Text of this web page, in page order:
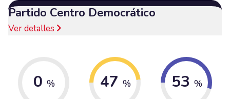
Partido Centro Democrático
Ver detalles
0 % 47 % 53 %